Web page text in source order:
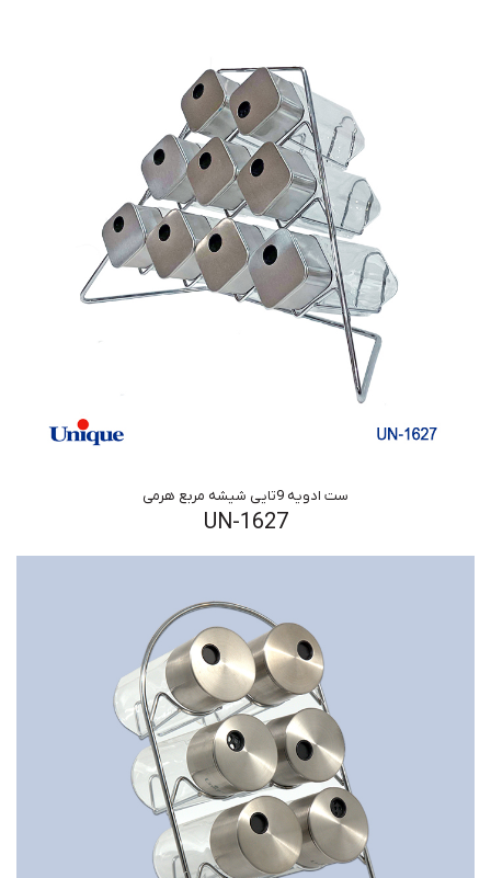
ست ادویه 9تایی شیشه مربع هرمی
UN-1627